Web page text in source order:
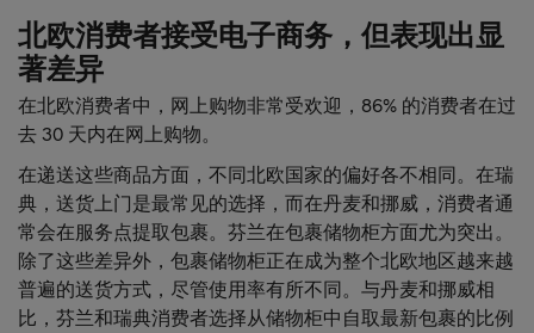
北欧消费者接受电子商务，但表现出显
著差异
在北欧消费者中，网上购物非常受欢迎，86% 的消费者在过
去 30 天内在网上购物。
在递送这些商品方面，不同北欧国家的偏好各不相同。在瑞
典，送货上门是最常见的选择，而在丹麦和挪威，消费者通
常会在服务点提取包裹。芬兰在包裹储物柜方面尤为突出。
除了这些差异外，包裹储物柜正在成为整个北欧地区越来越
普遍的送货方式，尽管使用率有所不同。与丹麦和挪威相
比，芬兰和瑞典消费者选择从储物柜中自取最新包裹的比例